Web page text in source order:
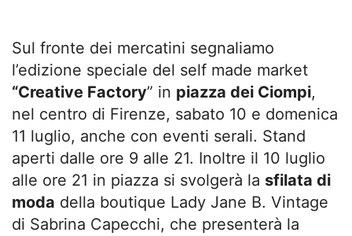
Sul fronte dei mercatini segnaliamo
l’edizione speciale del self made market
“Creative Factory” in piazza dei Ciompi,
nel centro di Firenze, sabato 10 e domenica
11 luglio, anche con eventi serali. Stand
aperti dalle ore 9 alle 21. Inoltre il 10 luglio
alle ore 21 in piazza si svolgerà la sfilata di
moda della boutique Lady Jane B. Vintage
di Sabrina Capecchi, che presenterà la